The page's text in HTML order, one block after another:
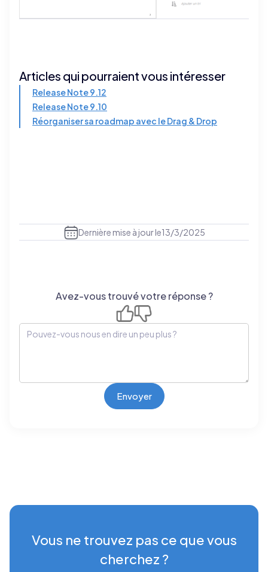
Articles qui pourraient vous intéresser
Release Note 9.12
Release Note 9.10
Réorganiser sa roadmap avec le Drag & Drop
Dernière mise à jour le13/3/2025
Avez-vous trouvé votre réponse ?
Vous ne trouvez pas ce que vous
cherchez ?